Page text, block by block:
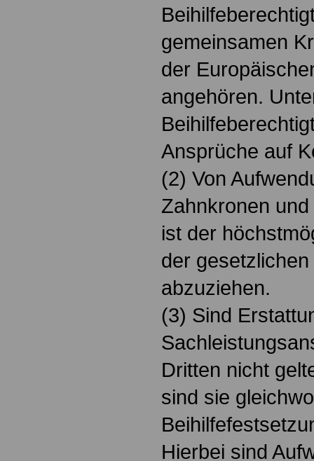
gemeinsamen
der
angehören.
Ansprüche auf
(2) Von
Zahnkronen
ist der
der
abzuziehen.
(3) Sind
Dritten nicht
sind sie
Hierbei sind